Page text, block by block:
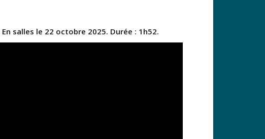
En salles le 22 octobre 2025. Durée : 1h52.